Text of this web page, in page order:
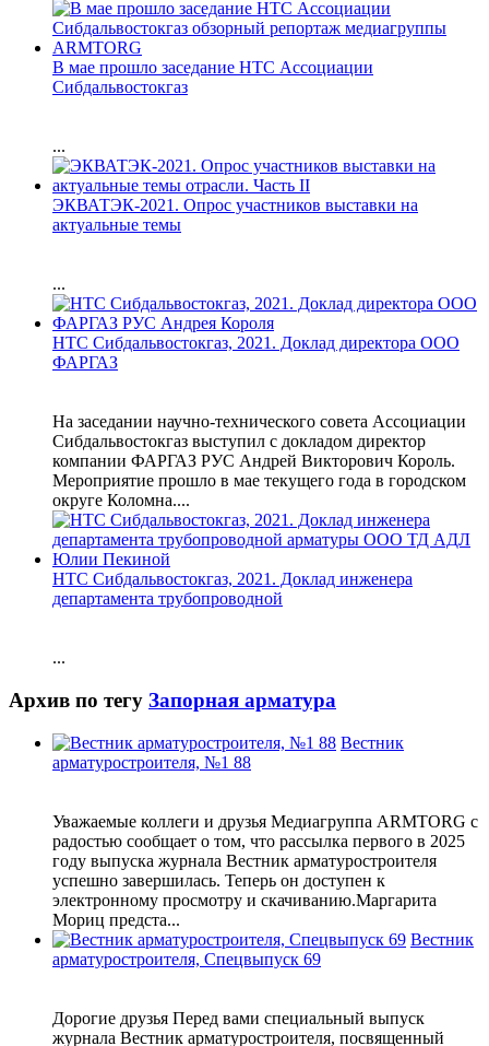
В мае прошло заседание НТС Ассоциации
Сибдальвостокгаз
...
ЭКВАТЭК-2021. Опрос участников выставки на
актуальные темы
...
НТС Сибдальвостокгаз, 2021. Доклад директора ООО
ФАРГАЗ
На заседании научно-технического совета Ассоциации
Сибдальвостокгаз выступил с докладом директор
компании ФАРГАЗ РУС Андрей Викторович Король.
Мероприятие прошло в мае текущего года в городском
округе Коломна....
НТС Сибдальвостокгаз, 2021. Доклад инженера
департамента трубопроводной
...
Архив по тегу Запорная арматура
Вестник
арматуростроителя, №1 88
Уважаемые коллеги и друзья Медиагруппа ARMTORG с
радостью сообщает о том, что рассылка первого в 2025
году выпуска журнала Вестник арматуростроителя
успешно завершилась. Теперь он доступен к
электронному просмотру и скачиванию.Маргарита
Мориц предста...
Вестник
арматуростроителя, Спецвыпуск 69
Дорогие друзья Перед вами специальный выпуск
журнала Вестник арматуростроителя, посвященный